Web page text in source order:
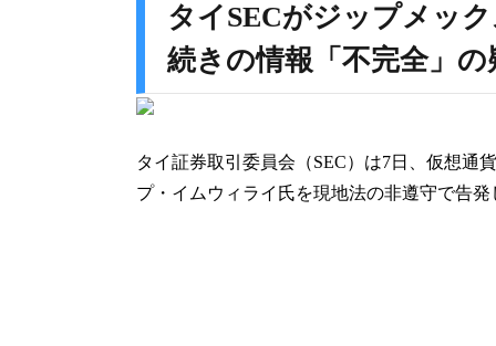
タイSECがジップメッ
続きの情報「不完全」の
タイ証券取引委員会（SEC）は7日、仮想通
プ・イムウィライ氏を現地法の非遵守で告